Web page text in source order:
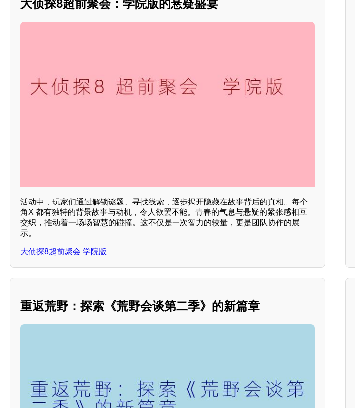
大侦探8超前聚会：学院版的悬疑盛宴
活动中，玩家们通过解锁谜题、寻找线索，逐步揭开隐藏在故事背后的真相。每个
角X 都有独特的背景故事与动机，令人欲罢不能。青春的气息与悬疑的紧张感相互
交织，推动着一场场智慧的碰撞。这不仅是一次智力的较量，更是团队协作的展
示。
大侦探8超前聚会 学院版
重返荒野：探索《荒野会谈第二季》的新篇章